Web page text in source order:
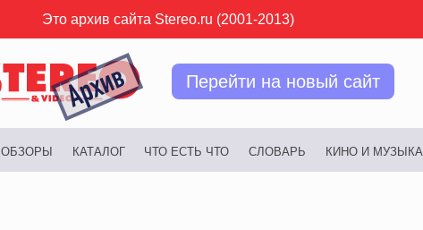
Это архив сайта Stereo.ru (2001-2013)
Перейти на новый сайт
ОБЗОРЫ КАТАЛОГ ЧТО ЕСТЬ ЧТО СЛОВАРЬ КИНО И МУЗЫКА